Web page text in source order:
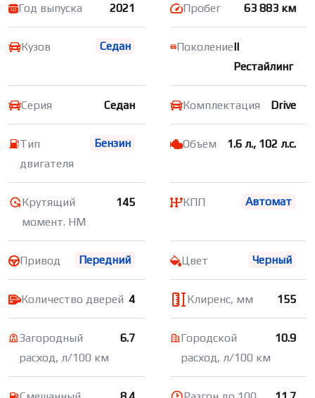
Год выпуска 2021 Пробег 63 883 км
Кузов Седан ПоколениеII
Рестайлинг
Серия Седан Комплектация Drive
Тип
двигателя
Бензин Объем 1.6 л., 102 л.с.
Крутящий
момент. НМ
145 КПП Автомат
Привод Передний Цвет Черный
Количество дверей 4 Клиренс, мм 155
Загородный
расход, л/100 км
6.7
Городской
расход, л/100 км
10.9